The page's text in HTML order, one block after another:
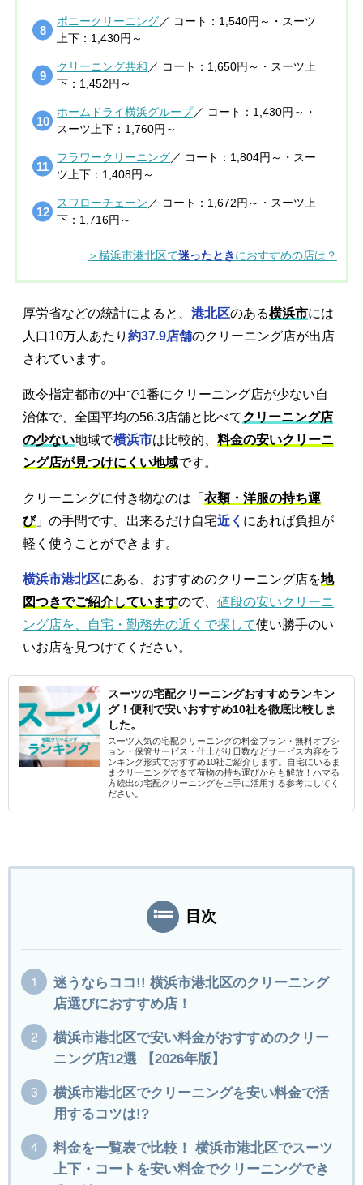
ポニークリーニング／ コート：1,540円～・スーツ
上下：1,430円～
クリーニング共和 ／ コート：1,650円～・スーツ上
下：1,452円～
ホームドライ横浜グループ／ コート：1,430円～・
スーツ上下：1,760円～
フラワークリーニング／ コート：1,804円～・スー
ツ上下：1,408円～
スワローチェーン ／ コート：1,672円～・スーツ上
下：1,716円～
＞横浜市港北区で迷ったとき におすすめの店は？
厚労省などの統計によると、 港北区のある横浜市には
人口10万人あたり 約37.9店舗のクリーニング店が出店
されています。
政令指定都市の中で1番にクリーニング店が少ない自
治体で、全国平均の56.3店舗と比べてクリーニング店
の少ない地域で横浜市は比較的、 料金の安いクリーニ
ング店が見つけにくい地域です。
クリーニングに付き物なのは「 衣類・洋服の持ち運
び」の手間です。出来るだけ自宅近く にあれば負担が
軽く使うことができます。
横浜市港北区にある、おすすめのクリーニング店を地
図つきでご紹介していますので、 値段の安いクリーニ
ング店を、自宅・勤務先の近くで探して使い勝手のい
いお店を見つけてください。
スーツの宅配クリーニングおすすめランキン
グ！便利で安いおすすめ10社を徹底比較しま
した。
スーツ人気の宅配クリーニングの料金プラン・無料オプシ
ョン・保管サービス・仕上がり日数などサービス内容をラ
ンキング形式でおすすめ10社ご紹介します。自宅にいるま
まクリーニングできて荷物の持ち運びからも解放！ハマる
方続出の宅配クリーニングを上手に活用する参考にしてく
ださい。
目次
迷うならココ!! 横浜市港北区のクリーニング
店選びにおすすめ店！
横浜市港北区で安い料金がおすすめのクリー
ニング店12選 【2026年版】
横浜市港北区でクリーニングを安い料金で活
用するコツは!?
料金を一覧表で比較！ 横浜市港北区でスーツ
上下・コートを安い料金でクリーニングでき